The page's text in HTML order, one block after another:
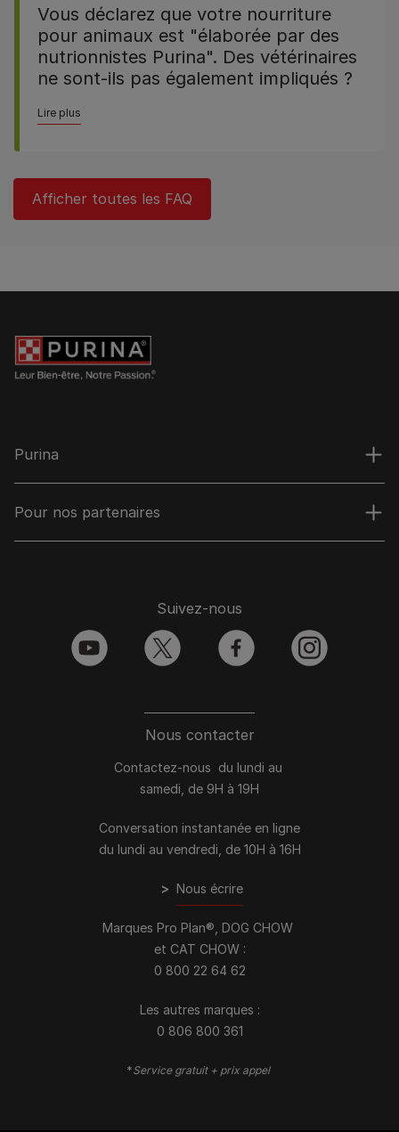
Vous déclarez que votre nourriture
pour animaux est "élaborée par des
nutrionnistes Purina". Des vétérinaires
ne sont-ils pas également impliqués ?
Lire plus
Afficher toutes les FAQ
Purina
Pour nos partenaires
Nous contacter
Contactez-nous du lundi au
samedi, de 9H à 19H
Conversation instantanée en ligne
du lundi au vendredi, de 10H à 16H
> Nous écrire
Marques Pro Plan®, DOG CHOW
et CAT CHOW :
0 800 22 64 62
Les autres marques :​
0 806 800 361
*Service gratuit + prix appel
Suivez-nous
youtube twitter facebook instagram